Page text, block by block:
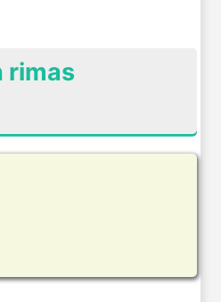
rimas